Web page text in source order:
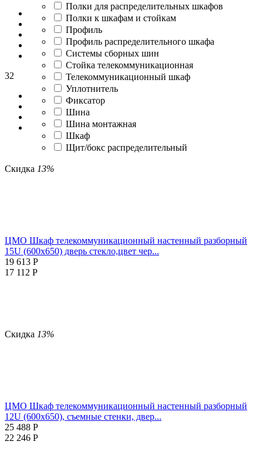
Полки для распределительных шкафов
Полки к шкафам и стойкам
Профиль
Профиль распределительного шкафа
Системы сборных шин
Стойка телекоммуникационная
Телекоммуникационный шкаф
Уплотнитель
Фиксатор
Шина
Шина монтажная
Шкаф
Щит/бокс распределительный
32
Скидка 13%
ЦМО Шкаф телекоммуникационный настенный разборный
15U (600х650) дверь стекло,цвет чер...
19 613 Р
17 112 Р
Скидка 13%
ЦМО Шкаф телекоммуникационный настенный разборный
12U (600х650), съемные стенки, двер...
25 488 Р
22 246 Р